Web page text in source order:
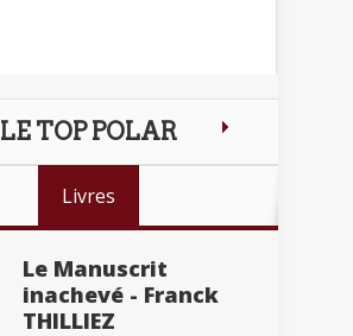
LE TOP POLAR
Livres
Le Manuscrit
inachevé - Franck
THILLIEZ